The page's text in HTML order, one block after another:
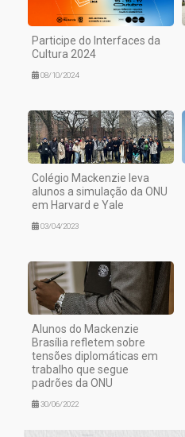
Participe do Interfaces da
Cultura 2024
08/10/2024
Colégio Mackenzie leva
alunos a simulação da ONU
em Harvard e Yale
03/04/2023
Alunos do Mackenzie
Brasília refletem sobre
tensões diplomáticas em
trabalho que segue
padrões da ONU
30/06/2022